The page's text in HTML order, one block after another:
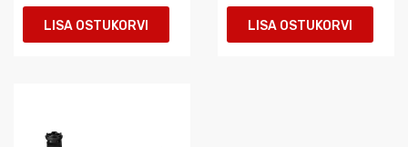
LISA OSTUKORVI LISA OSTUKORVI